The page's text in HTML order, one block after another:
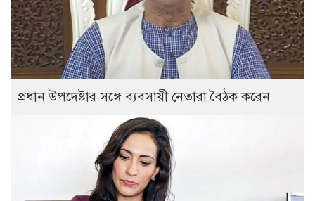
প্রধান উপদেষ্টার সঙ্গে ব্যবসায়ী নেতারা বৈঠক করেন